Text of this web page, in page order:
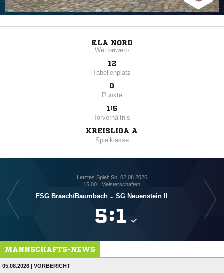
KLA NORD
Wettbewerb
12
Tabellenplatz
0
Punkte
1:5
Torverhältnis
KREISLIGA A
Spielklasse
Letztes Spiel: So, 02.08.2026
15:00 | Meisterschaften
FSG Braach/​Baumbach - SG Neuenstein II
:
MANNSCHAFTS-NEWS
05.08.2026 | VORBERICHT